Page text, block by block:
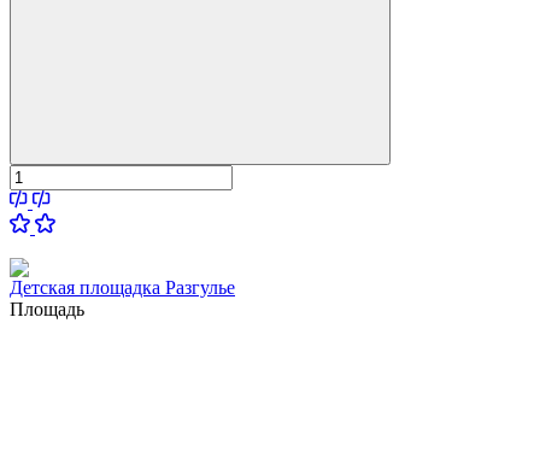
Детская площадка Разгулье
Площадь